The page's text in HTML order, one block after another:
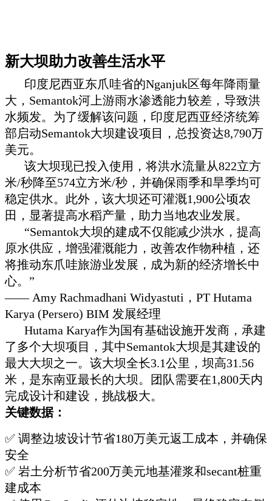
新大坝助力改善生活水平
印度尼西亚东爪哇省的Nganjuk区每年降雨量
大，Semantok河上游雨水渗透能力较差，导致洪
水频发。为了缓解该问题，印度尼西亚经济统筹
部启动Semantok大坝建设项目，总投资达8,790万
美元。
该大坝现已投入使用，将洪水流量从822立方
米/秒降至574立方米/秒，并确保雨季和旱季均可
稳定供水。此外，该大坝还可灌溉1,900公顷农
田，显著提高水稻产量，助力当地农业发展。
“Semantok大坝的建成不仅能减少洪水，提高
原水供应，增强灌溉能力，改善农作物种植，还
将推动东爪哇旅游业发展，成为新的经济增长中
心。”
—— Amy Rachmadhani Widyastuti，PT Hutama
Karya (Persero) BIM 发展经理
Hutama Karya作为国有基础设施开发商，承建
了多个大坝项目，其中Semantok大坝是其建设的
最大大坝之一。该大坝全长3.1公里，坝高31.56
米，是东南亚最长的大坝。团队需要在1,800天内
完成设计和建设，挑战极大。
关键数据：
✅ 调整边坡设计节省180万美元返工成本，并确保
安全
✅ 岩土分析节省200万美元地基灌浆和secant桩重
建成本